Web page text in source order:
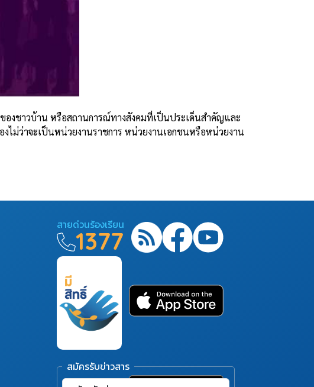
องชาวบ้าน หรือสถานการณ์ทางสังคมที่เป็นประเด็นสำคัญและ
ไม่ว่าจะเป็นหน่วยงานราชการ หน่วยงานเอกชนหรือหน่วยงาน
สายด่วนร้องเรียน
1377
สมัครรับข่าวสาร